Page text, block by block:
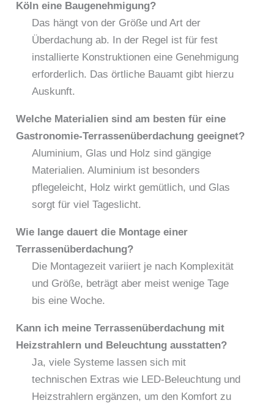
Köln eine Baugenehmigung?
Das hängt von der Größe und Art der
Überdachung ab. In der Regel ist für fest
installierte Konstruktionen eine Genehmigung
erforderlich. Das örtliche Bauamt gibt hierzu
Auskunft.
Welche Materialien sind am besten für eine
Gastronomie-Terrassenüberdachung geeignet?
Aluminium, Glas und Holz sind gängige
Materialien. Aluminium ist besonders
pflegeleicht, Holz wirkt gemütlich, und Glas
sorgt für viel Tageslicht.
Wie lange dauert die Montage einer
Terrassenüberdachung?
Die Montagezeit variiert je nach Komplexität
und Größe, beträgt aber meist wenige Tage
bis eine Woche.
Kann ich meine Terrassenüberdachung mit
Heizstrahlern und Beleuchtung ausstatten?
Ja, viele Systeme lassen sich mit
technischen Extras wie LED-Beleuchtung und
Heizstrahlern ergänzen, um den Komfort zu